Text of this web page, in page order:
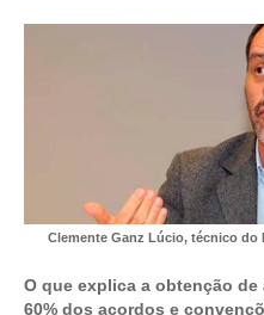
CONTRIBUIÇÃO ASSISTENCIAL
CONTRIBUIÇÃO ASSOCIATIVA
CONTRIBUIÇÃO SINDICAL
REVISÃO DE APOSENTADORIA
FGTS EXPURGOS
Clemente Ganz Lúcio, técnico do
O que explica a obtenção
60% dos acordos e